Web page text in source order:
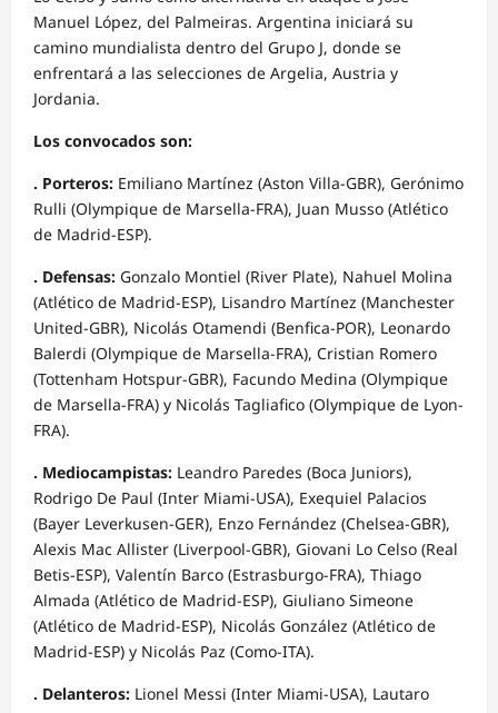
Manuel López, del Palmeiras. Argentina iniciará su
camino mundialista dentro del Grupo J, donde se
enfrentará a las selecciones de Argelia, Austria y
Jordania.
Los convocados son:
. Porteros: Emiliano Martínez (Aston Villa-GBR), Gerónimo
Rulli (Olympique de Marsella-FRA), Juan Musso (Atlético
de Madrid-ESP).
. Defensas: Gonzalo Montiel (River Plate), Nahuel Molina
(Atlético de Madrid-ESP), Lisandro Martínez (Manchester
United-GBR), Nicolás Otamendi (Benfica-POR), Leonardo
Balerdi (Olympique de Marsella-FRA), Cristian Romero
(Tottenham Hotspur-GBR), Facundo Medina (Olympique
de Marsella-FRA) y Nicolás Tagliafico (Olympique de Lyon-
FRA).
. Mediocampistas: Leandro Paredes (Boca Juniors),
Rodrigo De Paul (Inter Miami-USA), Exequiel Palacios
(Bayer Leverkusen-GER), Enzo Fernández (Chelsea-GBR),
Alexis Mac Allister (Liverpool-GBR), Giovani Lo Celso (Real
Betis-ESP), Valentín Barco (Estrasburgo-FRA), Thiago
Almada (Atlético de Madrid-ESP), Giuliano Simeone
(Atlético de Madrid-ESP), Nicolás González (Atlético de
Madrid-ESP) y Nicolás Paz (Como-ITA).
. Delanteros: Lionel Messi (Inter Miami-USA), Lautaro